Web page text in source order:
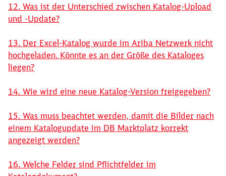
12. Was ist der Unterschied zwischen Katalog-Upload
und -Update?
13. Der Excel-Katalog wurde im Ariba Netzwerk nicht
hochgeladen. Könnte es an der Größe des Kataloges
liegen?
14. Wie wird eine neue Katalog-Version freigegeben?
15. Was muss beachtet werden, damit die Bilder nach
einem Katalogupdate im DB Marktplatz korrekt
angezeigt werden?
16. Welche Felder sind Pflichtfelder im